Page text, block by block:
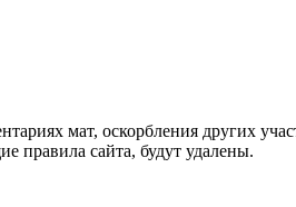
мат, оскорбления других
правила сайта, будут удалены.